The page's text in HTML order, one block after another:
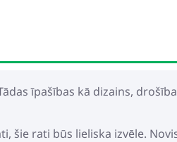
īpašības kā dizains,
šie rati būs lieliska izvēle.